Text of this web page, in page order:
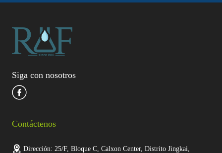
Siga con nosotros
Contáctenos
Dirección: 25/F, Bloque C, Calxon Center, Distrito Jingkai,